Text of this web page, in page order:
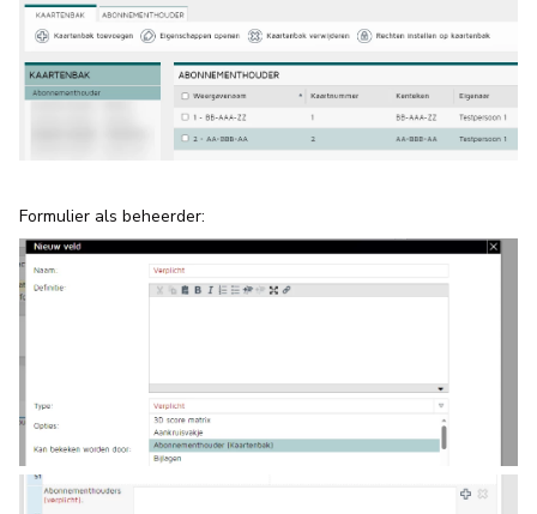
Formulier als beheerder: